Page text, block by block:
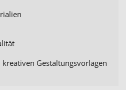
Gestaltungsvorlagen